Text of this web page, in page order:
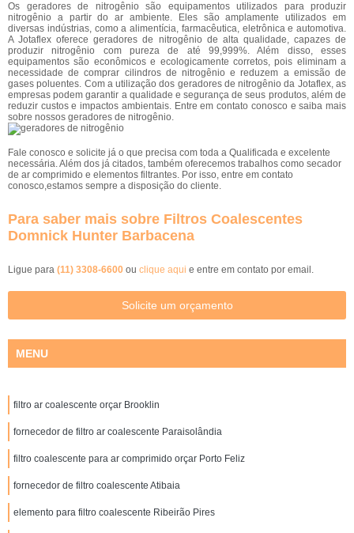
Os geradores de nitrogênio são equipamentos utilizados para produzir
nitrogênio a partir do ar ambiente. Eles são amplamente utilizados em
diversas indústrias, como a alimentícia, farmacêutica, eletrônica e automotiva.
A Jotaflex oferece geradores de nitrogênio de alta qualidade, capazes de
produzir nitrogênio com pureza de até 99,999%. Além disso, esses
equipamentos são econômicos e ecologicamente corretos, pois eliminam a
necessidade de comprar cilindros de nitrogênio e reduzem a emissão de
gases poluentes. Com a utilização dos geradores de nitrogênio da Jotaflex, as
empresas podem garantir a qualidade e segurança de seus produtos, além de
reduzir custos e impactos ambientais. Entre em contato conosco e saiba mais
sobre nossos geradores de nitrogênio.
Fale conosco e solicite já o que precisa com toda a Qualificada e excelente
necessária. Além dos já citados, também oferecemos trabalhos como secador
de ar comprimido e elementos filtrantes. Por isso, entre em contato
conosco,estamos sempre a disposição do cliente.
Para saber mais sobre Filtros Coalescentes
Domnick Hunter Barbacena
Ligue para (11) 3308-6600 ou clique aqui e entre em contato por email.
Solicite um orçamento
MENU
filtro ar coalescente orçar Brooklin
fornecedor de filtro ar coalescente Paraisolândia
filtro coalescente para ar comprimido orçar Porto Feliz
fornecedor de filtro coalescente Atibaia
elemento para filtro coalescente Ribeirão Pires